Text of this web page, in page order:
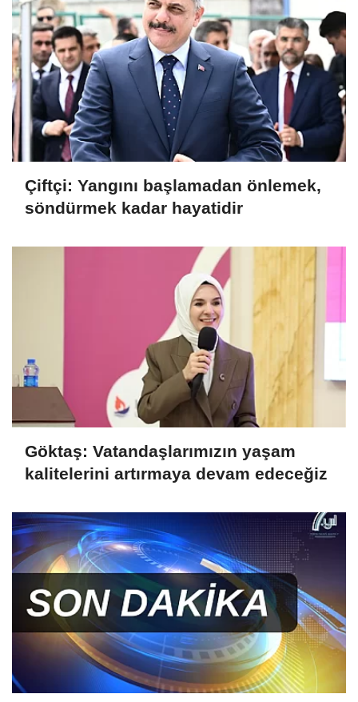
Çiftçi: Yangını başlamadan önlemek,
söndürmek kadar hayatidir
Göktaş: Vatandaşlarımızın yaşam
kalitelerini artırmaya devam edeceğiz